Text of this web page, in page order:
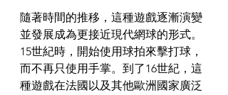
隨著時間的推移，這種遊戲逐漸演變
並發展成為更接近現代網球的形式。
15世紀時，開始使用球拍來擊打球，
而不再只使用手掌。到了16世紀，這
種遊戲在法國以及其他歐洲國家廣泛